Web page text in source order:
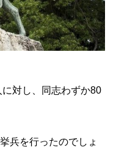
対し、同志わずか80
兵を行ったのでしょ